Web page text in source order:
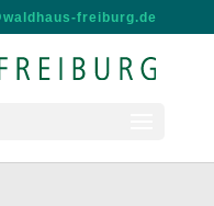
freiburg.de